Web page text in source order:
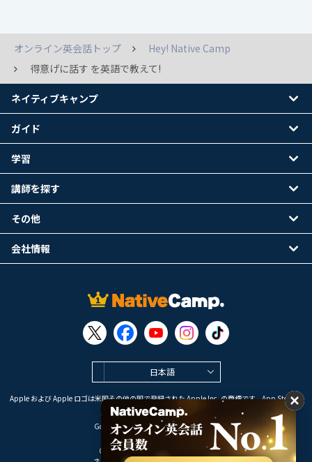
オンライン英会話トップ
Hey! Native Camp
得意げに話す を英語で教えて!
日本語
Apple および Apple ロゴは米国その他の国で登録された Apple Inc. の商標です。App Store は
Apple Inc. のサービスマークです。
Google Play は Google LLC の商標です。
Copyright © 2026 オンライン英会話
ネイティブキャンプ
ガイド
学習
講師を探す
その他
会社情報